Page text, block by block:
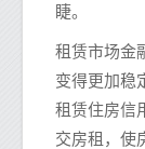
睫。
租赁市场金
变得更加稳
租赁住房信
交房租，使